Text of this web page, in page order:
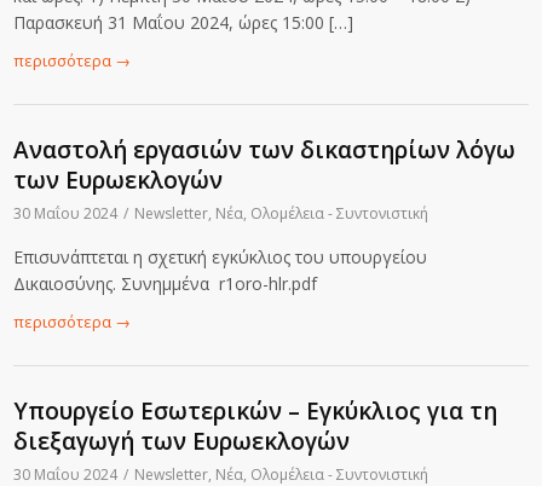
Παρασκευή 31 Μαΐου 2024, ώρες 15:00 […]
περισσότερα →
Αναστολή εργασιών των δικαστηρίων λόγω
των Ευρωεκλογών
30 Μαΐου 2024 / Newsletter, Νέα, Ολομέλεια - Συντονιστική
Επισυνάπτεται η σχετική εγκύκλιος του υπουργείου
Δικαιοσύνης. Συνημμένα r1oro-hlr.pdf
περισσότερα →
Υπουργείο Εσωτερικών – Εγκύκλιος για τη
διεξαγωγή των Ευρωεκλογών
30 Μαΐου 2024 / Newsletter, Νέα, Ολομέλεια - Συντονιστική